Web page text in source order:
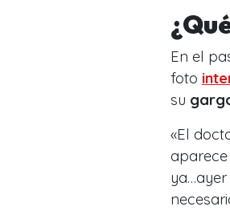
En el
foto
su
«El